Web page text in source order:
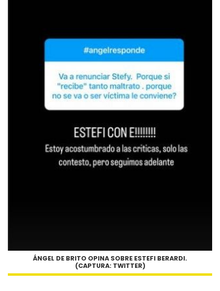
ÁNGEL DE BRITO OPINA SOBRE ESTEFI BERARDI.
(CAPTURA: TWITTER)